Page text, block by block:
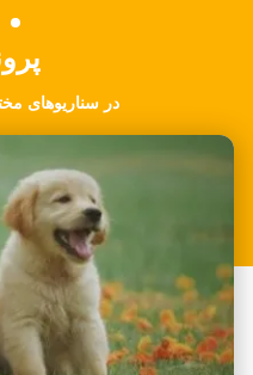
در سناریوهای